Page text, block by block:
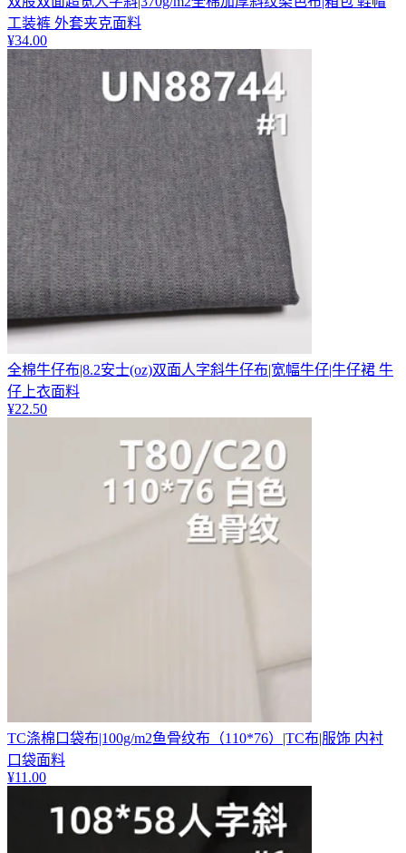
工装裤 外套夹克面料
¥34.00
全棉牛仔布|8.2安士(oz)双面人字斜牛仔布|宽幅牛仔|牛仔裙 牛
仔上衣面料
¥22.50
TC涤棉口袋布|100g/m2鱼骨纹布（110*76）|TC布|服饰 内衬
口袋面料
¥11.00